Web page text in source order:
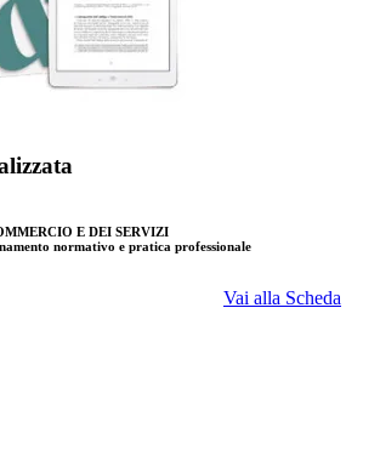
E DEI SERVIZI
normativo e pratica professionale
Vai alla Scheda